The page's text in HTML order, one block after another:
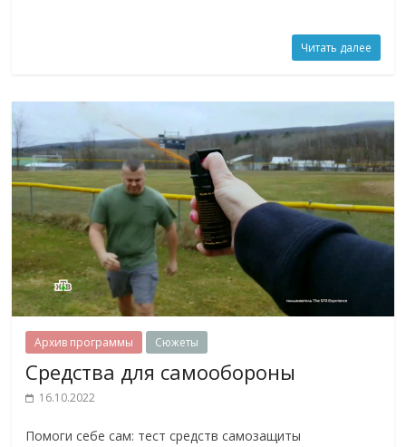
Читать далее
Архив программы Сюжеты
Средства для самообороны
16.10.2022
Помоги себе сам: тест средств самозащиты